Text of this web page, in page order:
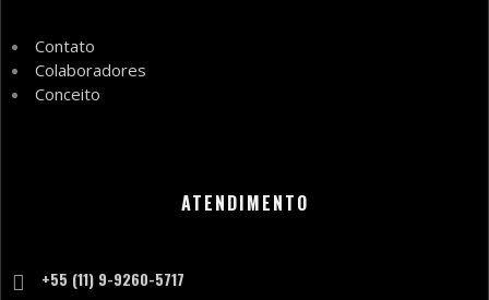
Contato
Colaboradores
Conceito
ATENDIMENTO
+55 (11) 9-9260-5717